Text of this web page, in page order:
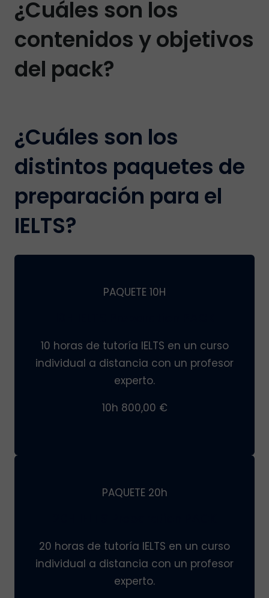
¿Cuáles son los
contenidos y objetivos
del pack?
¿Cuáles son los
distintos paquetes de
preparación para el
IELTS?
PAQUETE 10H
10 horas de tutoría IELTS en un curso
individual a distancia con un profesor
experto.
10h 800,00 €
PAQUETE 20h
20 horas de tutoría IELTS en un curso
individual a distancia con un profesor
experto.